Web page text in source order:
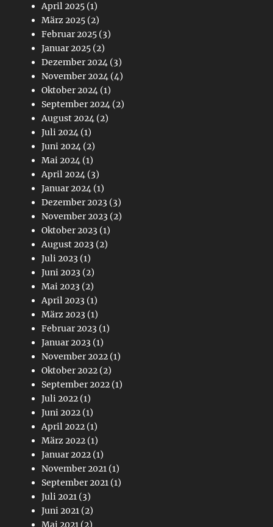
April 2025 (1)
März 2025 (2)
Februar 2025 (3)
Januar 2025 (2)
Dezember 2024 (3)
November 2024 (4)
Oktober 2024 (1)
September 2024 (2)
August 2024 (2)
Juli 2024 (1)
Juni 2024 (2)
Mai 2024 (1)
April 2024 (3)
Januar 2024 (1)
Dezember 2023 (3)
November 2023 (2)
Oktober 2023 (1)
August 2023 (2)
Juli 2023 (1)
Juni 2023 (2)
Mai 2023 (2)
April 2023 (1)
März 2023 (1)
Februar 2023 (1)
Januar 2023 (1)
November 2022 (1)
Oktober 2022 (2)
September 2022 (1)
Juli 2022 (1)
Juni 2022 (1)
April 2022 (1)
März 2022 (1)
Januar 2022 (1)
November 2021 (1)
September 2021 (1)
Juli 2021 (3)
Juni 2021 (2)
Mai 2021 (2)